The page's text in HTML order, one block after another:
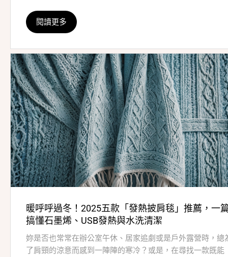
閱讀更多
暖呼呼過冬！2025五款「發熱披肩毯」推薦，一
搞懂石墨烯、USB發熱與水洗清潔
妳是否也常常在辦公室午休、居家追劇或是戶外露營時，總
了肩頸的涼意而感到一陣陣的寒冷？或是，在尋找一款既能